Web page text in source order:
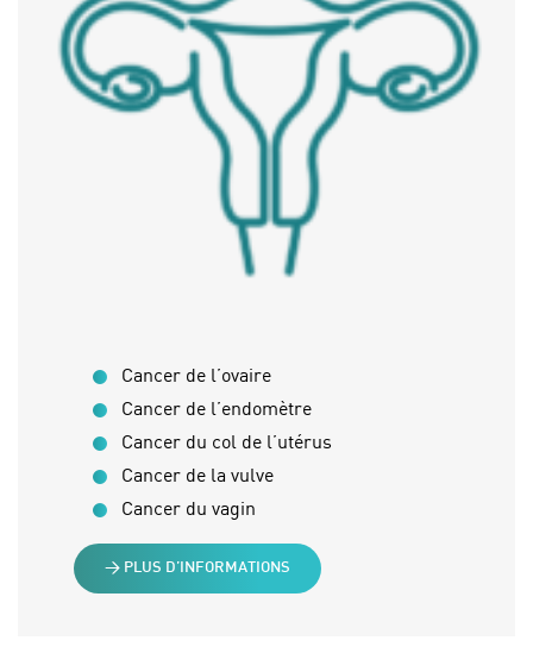
Cancer de l’ovaire
Cancer de l’endomètre
Cancer du col de l’utérus
Cancer de la vulve
Cancer du vagin
> PLUS D’INFORMATIONS